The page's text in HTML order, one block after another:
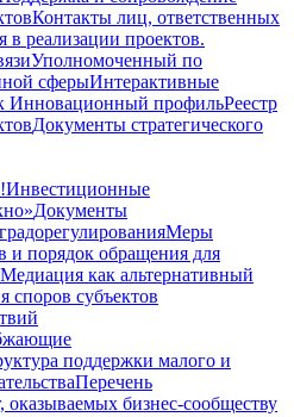
Контакты лиц, ответственных
в реализации проектов.
Уполномоченный по
сферыИнтерактивные
Инновационный профильРеестр
Документы стратегического
Инвестиционные
Документы
Меры
и порядок обращения для
Медиация как альтернативный
споров субъектов
поддержки малого и
Перечень
бизнес-сообществу